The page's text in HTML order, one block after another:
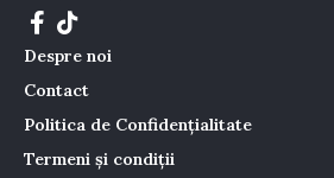
Despre noi
Contact
Politica de Confidențialitate
Termeni și condiții